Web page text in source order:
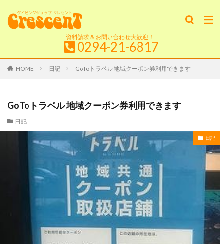
資料請求＆お問い合わせ大歓迎！
0294-21-6817
HOME 日記 GoToトラベル 地域クーポン券利用できます
GoToトラベル 地域クーポン券利用できます
日記
日記